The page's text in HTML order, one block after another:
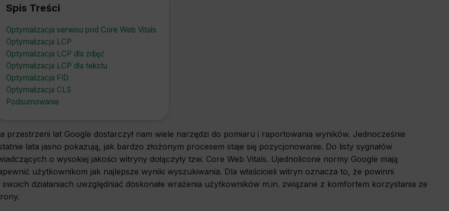
Spis Treści
Optymalizacja serwisu pod Core Web Vitals
Optymalizacja LCP
Optymalizacja LCP dla zdjęć
Optymalizacja LCP dla tekstu
Optymalizacja FID
Optymalizacja CLS
Podsumowanie
przestrzeni lat Google dostarczył nam wiele narzędzi do pomiaru i raportowania wyników. Jednocześnie
lata jasno pokazują, jak bardzo złożonym procesem staje się pozycjonowanie. Do listy sygnałów
o wysokiej jakości witryny dołączyły tzw. Core Web Vitals. Ujednolicone normy Google mają
użytkownikom jak najlepsze wyniki wyszukiwania. Dla właścicieli witryn oznacza to, że powinni
swoich działaniach uwzględniać doskonałe wrażenia użytkowników m.in. związane z komfortem korzystania ze